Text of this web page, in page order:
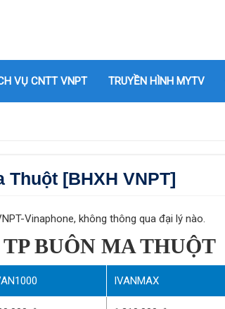
VỤ CNTT VNPT TRUYỀN HÌNH MYTV
[BHXH VNPT]
Vinaphone, không thông qua đại lý nào.
BUÔN MA THUỘT
IVANMAX